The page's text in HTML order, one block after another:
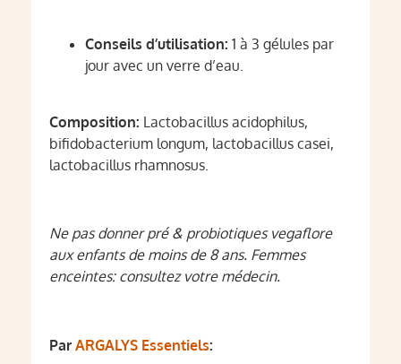
Conseils d’utilisation: 1 à 3 gélules par
jour avec un verre d’eau.
Composition: Lactobacillus acidophilus,
bifidobacterium longum, lactobacillus casei,
lactobacillus rhamnosus.
Ne pas donner pré & probiotiques vegaflore
aux enfants de moins de 8 ans. Femmes
enceintes: consultez votre médecin.
Par ARGALYS Essentiels: